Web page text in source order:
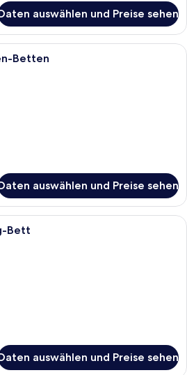
auswählen und Preise sehen
Ein Hotelzimmer mit zwei Betten,
Betten
auswählen und Preise sehen
Ein Hotelzimmer mit Bett, Nachttisch,
Bett
auswählen und Preise sehen